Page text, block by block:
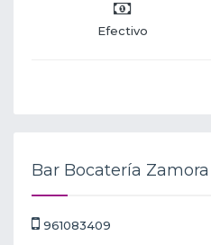
Efectivo
Bar Bocatería Zamora
961083409